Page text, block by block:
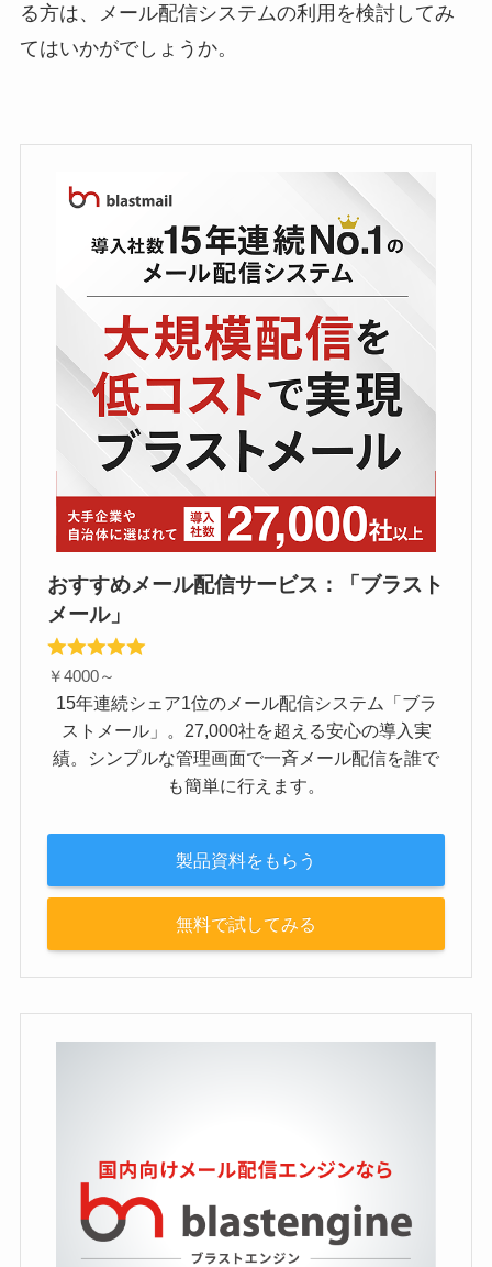
る方は、メール配信システムの利用を検討してみ
てはいかがでしょうか。
おすすめメール配信サービス：「ブラスト
メール」
￥4000～
15年連続シェア1位のメール配信システム「ブラ
ストメール」。27,000社を超える安心の導入実
績。シンプルな管理画面で一斉メール配信を誰で
も簡単に行えます。
製品資料をもらう
無料で試してみる